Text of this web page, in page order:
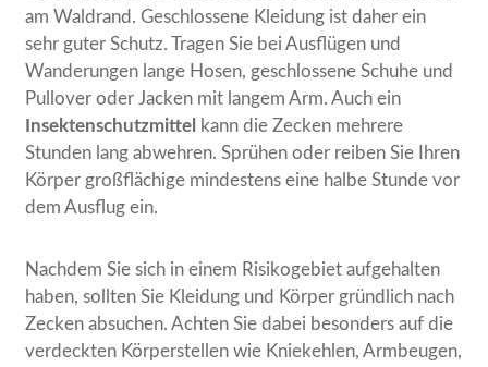
am Waldrand. Geschlossene Kleidung ist daher ein
sehr guter Schutz. Tragen Sie bei Ausflügen und
Wanderungen lange Hosen, geschlossene Schuhe und
Pullover oder Jacken mit langem Arm. Auch ein
Insektenschutzmittel kann die Zecken mehrere
Stunden lang abwehren. Sprühen oder reiben Sie Ihren
Körper großflächige mindestens eine halbe Stunde vor
dem Ausflug ein.
Nachdem Sie sich in einem Risikogebiet aufgehalten
haben, sollten Sie Kleidung und Körper gründlich nach
Zecken absuchen. Achten Sie dabei besonders auf die
verdeckten Körperstellen wie Kniekehlen, Armbeugen,